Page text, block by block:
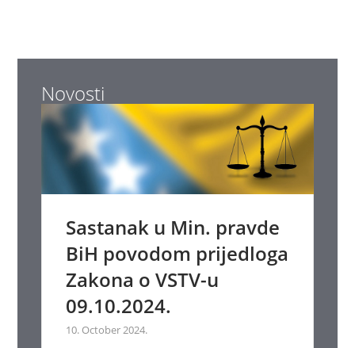
Novosti
Sastanak u Min. pravde
BiH povodom prijedloga
Zakona o VSTV-u
09.10.2024.
10. October 2024.